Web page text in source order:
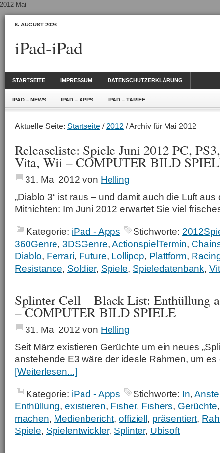
2012 Mai
6. AUGUST 2026
iPad-iPad
STARTSEITE IMPRESSUM DATENSCHUTZERKLÄRUNG
IPAD – NEWS IPAD – APPS IPAD – TARIFE
Aktuelle Seite: Startseite / 2012 / Archiv für Mai 2012
Releaseliste: Spiele Juni 2012 PC,
Vita, Wii – COMPUTER BILD
31. Mai 2012 von Helling
„Diablo 3“ ist raus – und damit auch die Luft
Mitnichten: Im Juni 2012 erwartet Sie viel
Kategorie: iPad - Apps Stichworte:
360Genre, 3DSGenre, ActionspielTermin,
Diablo, Ferrari, Future, Lollipop, Plattform,
Resistance, Soldier, Spiele, Spieledatenbank,
Splinter Cell – Black List: Enthüllung
– COMPUTER BILD SPIELE
31. Mai 2012 von Helling
Seit März existieren Gerüchte um ein neues
anstehende E3 wäre der ideale Rahmen, um
[Weiterlesen...]
Kategorie: iPad - Apps Stichworte: In,
Enthüllung, existieren, Fisher, Fishers, Gerüchte
machen, Medienbericht, offiziell, präsentiert,
Spiele, Spielentwickler, Splinter, Ubisoft